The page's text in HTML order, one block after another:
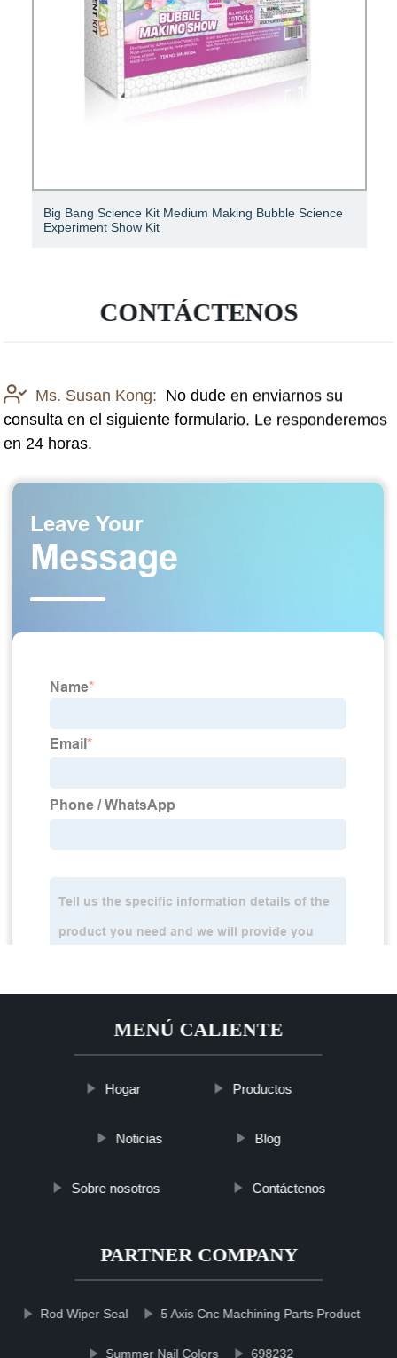
Big Bang Science Kit Medium Making Bubble Science
Experiment Show Kit
CONTÁCTENOS
Ms. Susan Kong: No dude en enviarnos su
consulta en el siguiente formulario. Le responderemos
en 24 horas.
MENÚ CALIENTE
Hogar Productos
Noticias Blog
Sobre nosotros Contáctenos
PARTNER COMPANY
Rod Wiper Seal 5 Axis Cnc Machining Parts Product
Summer Nail Colors 698232